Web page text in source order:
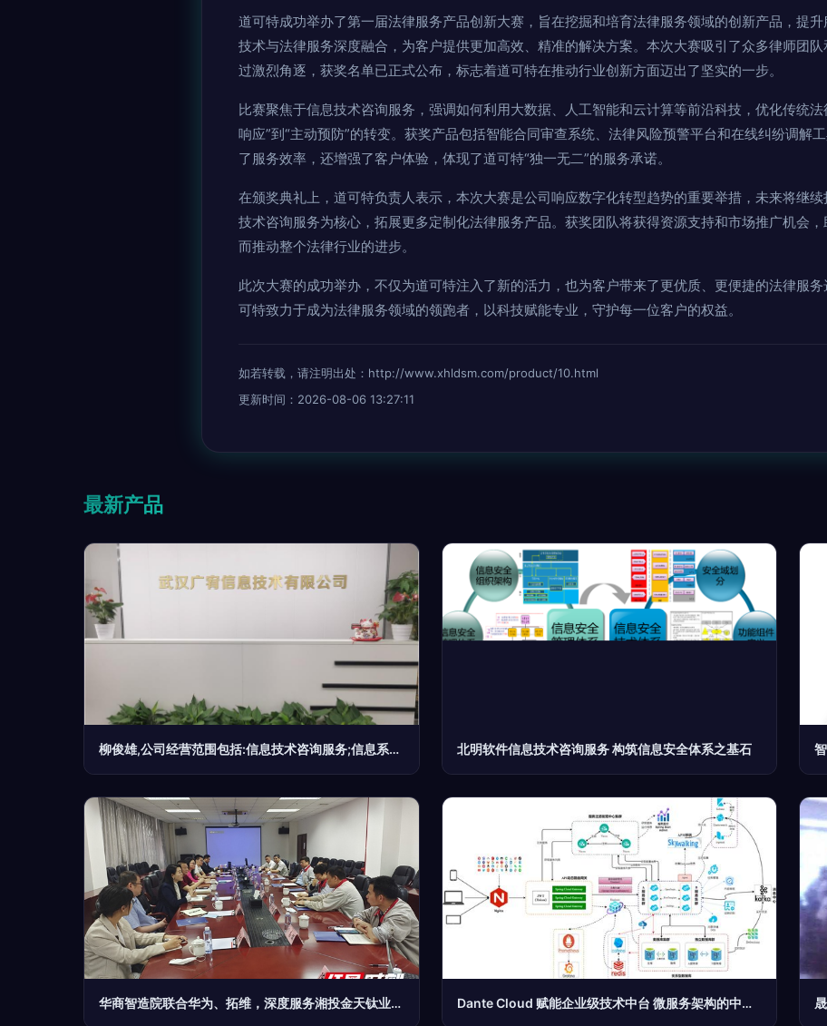
道可特成功举办了第一届法律服务产品创新大赛，旨在挖掘和培育法律服务领域的创新产品，提
技术与法律服务深度融合，为客户提供更加高效、精准的解决方案。本次大赛吸引了众多律师团
过激烈角逐，获奖名单已正式公布，标志着道可特在推动行业创新方面迈出了坚实的一步。
比赛聚焦于信息技术咨询服务，强调如何利用大数据、人工智能和云计算等前沿科技，优化传统
响应”到“主动预防”的转变。获奖产品包括智能合同审查系统、法律风险预警平台和在线纠纷调解
了服务效率，还增强了客户体验，体现了道可特“独一无二”的服务承诺。
在颁奖典礼上，道可特负责人表示，本次大赛是公司响应数字化转型趋势的重要举措，未来将继
技术咨询服务为核心，拓展更多定制化法律服务产品。获奖团队将获得资源支持和市场推广机会
而推动整个法律行业的进步。
此次大赛的成功举办，不仅为道可特注入了新的活力，也为客户带来了更优质、更便捷的法律服
可特致力于成为法律服务领域的领跑者，以科技赋能专业，守护每一位客户的权益。
如若转载，请注明出处：http://www.xhldsm.com/product/10.html
更新时间：2026-08-06 13:27:11
最新产品
柳俊雄,公司经营范围包括:信息技术咨询服务;信息系统集成 北明软件信息技术咨询服务 构筑信息安全体系之基石
华商智造院联合华为、拓维，深度服务湘投金天钛业智能工厂建设规划研讨会顺利召开 Dante Cloud 赋能企业级技术中台 微服务架构的中文开源新生态